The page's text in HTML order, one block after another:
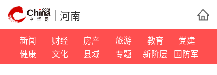
河南
新闻 财经 房产 旅游 教育
党建
健康
文化 县域 专题 新阶层
国防军
事